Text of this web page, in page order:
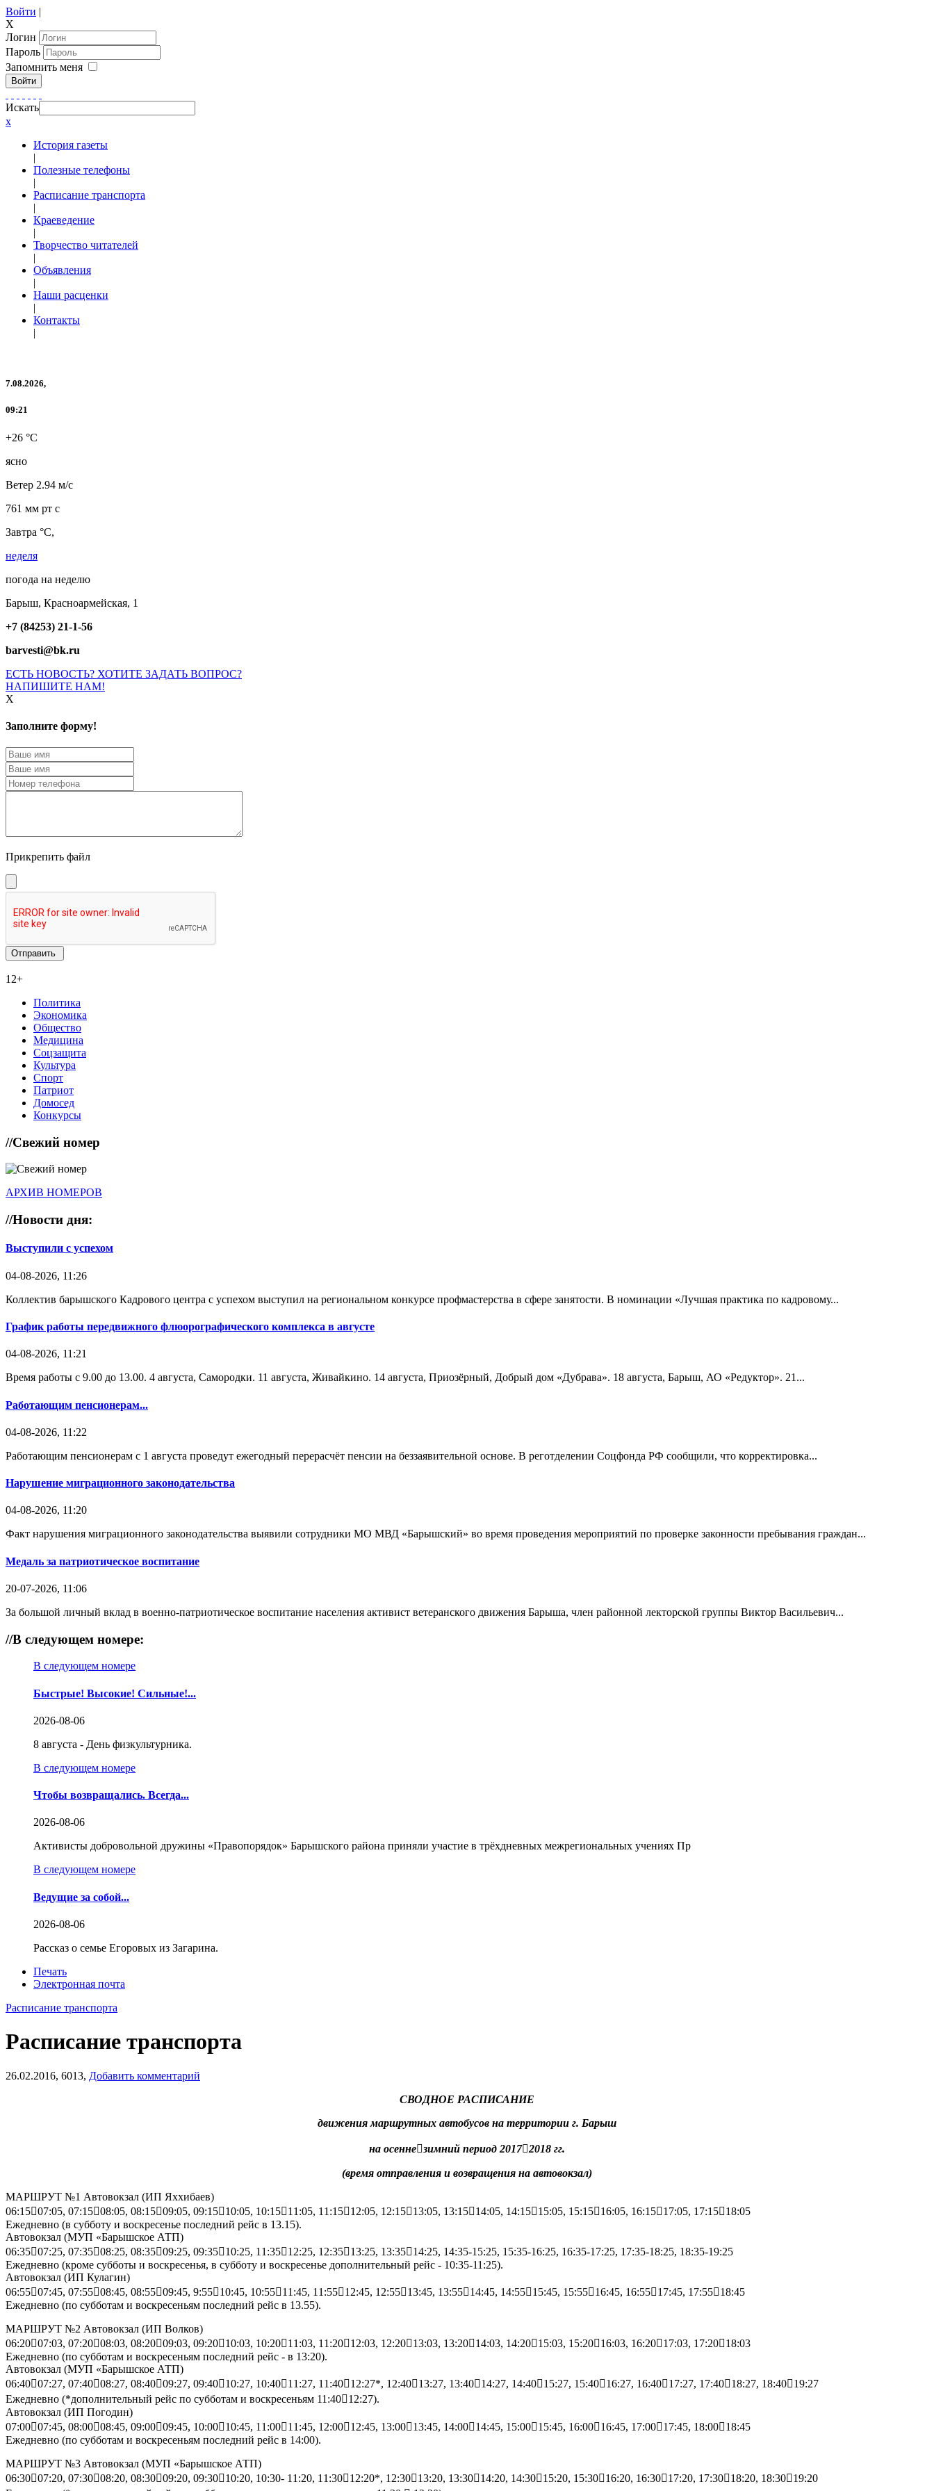
Войти |
X
Логин
Пароль
Запомнить меня
Войти
Искать
x
История газеты
|
Полезные телефоны
|
Расписание транспорта
|
Краеведение
|
Творчество читателей
|
Объявления
|
Наши расценки
|
Контакты
|
7.08.2026,
09:21
+26 °C
ясно
Ветер 2.94 м/с
761 мм рт с
Завтра °C,
неделя
погода на неделю
Барыш, Красноармейская, 1
+7 (84253) 21-1-56
barvesti@bk.ru
ЕСТЬ НОВОСТЬ? ХОТИТЕ ЗАДАТЬ ВОПРОС?
НАПИШИТЕ НАМ!
X
Заполните форму!
Прикрепить файл
12+
Политика
Экономика
Общество
Медицина
Соцзащита
Культура
Спорт
Патриот
Домосед
Конкурсы
//Свежий номер
АРХИВ НОМЕРОВ
//Новости дня:
Выступили с успехом
04-08-2026, 11:26
Коллектив барышского Кадрового центра с успехом выступил на региональном конкурсе профмастерства в сфере занятости. В номинации «Лучшая практика по кадровому...
График работы передвижного флюорографического комплекса в августе
04-08-2026, 11:21
Время работы с 9.00 до 13.00. 4 августа, Самородки. 11 августа, Живайкино. 14 августа, Приозёрный, Добрый дом «Дубрава». 18 августа, Барыш, АО «Редуктор». 21...
Работающим пенсионерам...
04-08-2026, 11:22
Работающим пенсионерам с 1 августа проведут ежегодный перерасчёт пенсии на беззаявительной основе. В реготделении Соцфонда РФ сообщили, что корректировка...
Нарушение миграционного законодательства
04-08-2026, 11:20
Факт нарушения миграционного законодательства выявили сотрудники МО МВД «Барышский» во время проведения мероприятий по проверке законности пребывания граждан...
Медаль за патриотическое воспитание
20-07-2026, 11:06
За большой личный вклад в военно-патриотическое воспитание населения активист ветеранского движения Барыша, член районной лекторской группы Виктор Васильевич...
//В следующем номере:
В следующем номере
Быстрые! Высокие! Сильные!...
2026-08-06
8 августа - День физкультурника.
В следующем номере
Чтобы возвращались. Всегда...
2026-08-06
Активисты добровольной дружины «Правопорядок» Барышского района приняли участие в трёхдневных межрегиональных учениях Пр
В следующем номере
Ведущие за собой...
2026-08-06
Рассказ о семье Егоровых из Загарина.
Печать
Электронная почта
Расписание транспорта
Расписание транспорта
26.02.2016, 6013, Добавить комментарий
СВОДНОЕ РАСПИСАНИЕ
движения маршрутных автобусов на территории г. Барыш
на осеннезимний период 20172018 гг.
(время отправления и возвращения на автовокзал)
МАРШРУТ №1 Автовокзал (ИП Яххибаев)
06:1507:05, 07:1508:05, 08:1509:05, 09:1510:05, 10:1511:05, 11:1512:05, 12:1513:05, 13:1514:05, 14:1515:05, 15:1516:05, 16:1517:05, 17:1518:05
Ежедневно (в субботу и воскресенье последний рейс в 13.15).
Автовокзал (МУП «Барышское АТП)
06:3507:25, 07:3508:25, 08:3509:25, 09:3510:25, 11:3512:25, 12:3513:25, 13:3514:25, 14:35-15:25, 15:35-16:25, 16:35-17:25, 17:35-18:25, 18:35-19:25
Ежедневно (кроме субботы и воскресенья, в субботу и воскресенье дополнительный рейс - 10:35-11:25).
Автовокзал (ИП Кулагин)
06:5507:45, 07:5508:45, 08:5509:45, 9:5510:45, 10:5511:45, 11:5512:45, 12:5513:45, 13:5514:45, 14:5515:45, 15:5516:45, 16:5517:45, 17:5518:45
Ежедневно (по субботам и воскресеньям последний рейс в 13.55).
МАРШРУТ №2 Автовокзал (ИП Волков)
06:2007:03, 07:2008:03, 08:2009:03, 09:2010:03, 10:2011:03, 11:2012:03, 12:2013:03, 13:2014:03, 14:2015:03, 15:2016:03, 16:2017:03, 17:2018:03
Ежедневно (по субботам и воскресеньям последний рейс - в 13:20).
Автовокзал (МУП «Барышское АТП)
06:4007:27, 07:4008:27, 08:4009:27, 09:4010:27, 10:4011:27, 11:4012:27*, 12:4013:27, 13:4014:27, 14:4015:27, 15:4016:27, 16:4017:27, 17:4018:27, 18:4019:27
Ежедневно (*дополнительный рейс по субботам и воскресеньям 11:4012:27).
Автовокзал (ИП Погодин)
07:0007:45, 08:0008:45, 09:0009:45, 10:0010:45, 11:0011:45, 12:0012:45, 13:0013:45, 14:0014:45, 15:0015:45, 16:0016:45, 17:0017:45, 18:0018:45
Ежедневно (по субботам и воскресеньям последний рейс в 14:00).
МАРШРУТ №3 Автовокзал (МУП «Барышское АТП)
06:3007:20, 07:3008:20, 08:3009:20, 09:3010:20, 10:30- 11:20, 11:3012:20*, 12:3013:20, 13:3014:20, 14:3015:20, 15:3016:20, 16:3017:20, 17:3018:20, 18:3019:20